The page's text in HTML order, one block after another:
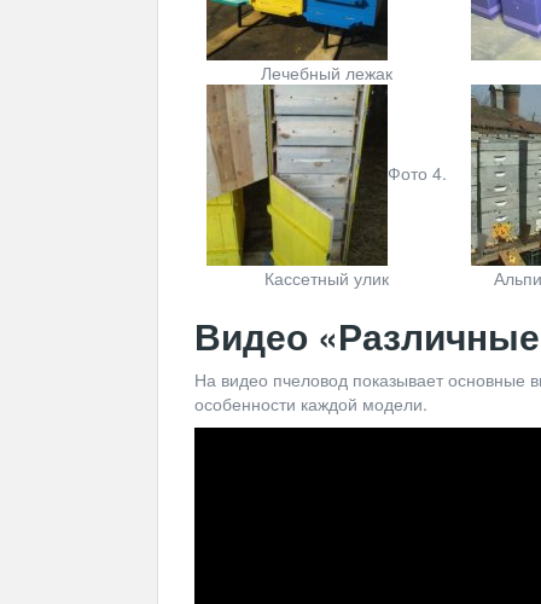
Лечебный лежак
Фото 4.
Кассетный улик
Видео
На видео пчеловод показывает основные
особенности каждой модели.